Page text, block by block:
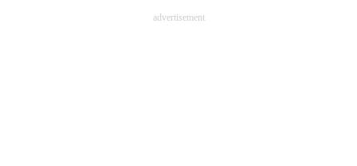
advertisement